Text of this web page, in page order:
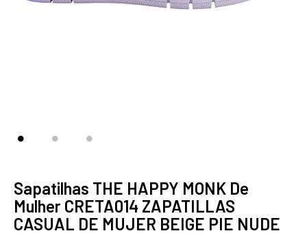
Sapatilhas THE HAPPY MONK De
Mulher CRETA014 ZAPATILLAS
CASUAL DE MUJER BEIGE PIE NUDE